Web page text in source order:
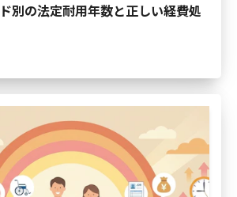
別の法定耐用年数と正しい経費処